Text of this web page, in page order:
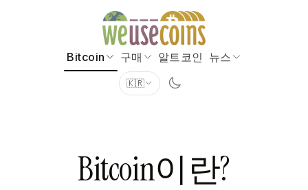
Bitcoin 구매 알트코인 뉴스
🇰🇷
Bitcoin이란?